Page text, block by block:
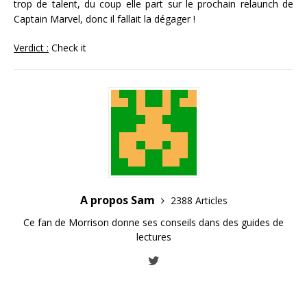
trop de talent, du coup elle part sur le prochain relaunch de
Captain Marvel, donc il fallait la dégager !
Verdict : Check it
A propos Sam
2388 Articles
Ce fan de Morrison donne ses conseils dans des guides de
lectures